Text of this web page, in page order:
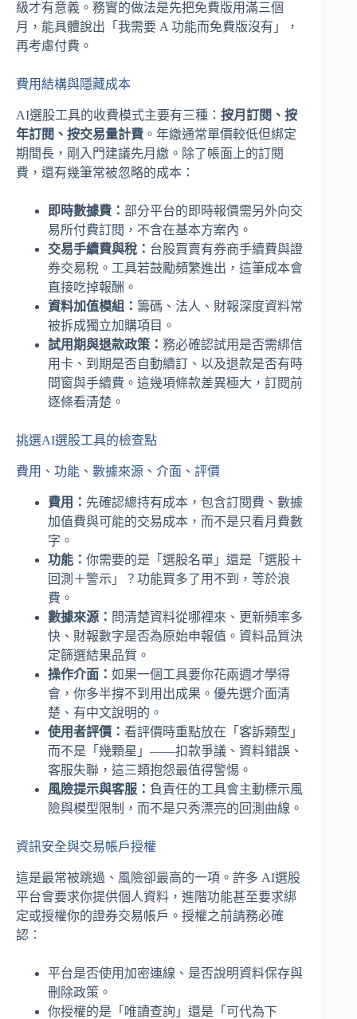
級才有意義。務實的做法是先把免費版用滿三個
月，能具體說出「我需要 A 功能而免費版沒有」，
再考慮付費。
費用結構與隱藏成本
AI選股工具的收費模式主要有三種： 按月訂閱、按
年訂閱、按交易量計費 。年繳通常單價較低但綁定
期間長，剛入門建議先月繳。除了帳面上的訂閱
費，還有幾筆常被忽略的成本：
即時數據費： 部分平台的即時報價需另外向交
易所付費訂閱，不含在基本方案內。
交易手續費與稅： 台股買賣有券商手續費與證
券交易稅。工具若鼓勵頻繁進出，這筆成本會
直接吃掉報酬。
資料加值模組： 籌碼、法人、財報深度資料常
被拆成獨立加購項目。
試用期與退款政策： 務必確認試用是否需綁信
用卡、到期是否自動續訂、以及退款是否有時
間窗與手續費。這幾項條款差異極大，訂閱前
逐條看清楚。
挑選AI選股工具的檢查點
費用、功能、數據來源、介面、評價
費用： 先確認總持有成本，包含訂閱費、數據
加值費與可能的交易成本，而不是只看月費數
字。
功能： 你需要的是「選股名單」還是「選股＋
回測＋警示」？功能買多了用不到，等於浪
費。
數據來源： 問清楚資料從哪裡來、更新頻率多
快、財報數字是否為原始申報值。資料品質決
定篩選結果品質。
操作介面： 如果一個工具要你花兩週才學得
會，你多半撐不到用出成果。優先選介面清
楚、有中文說明的。
使用者評價： 看評價時重點放在「客訴類型」
而不是「幾顆星」——扣款爭議、資料錯誤、
客服失聯，這三類抱怨最值得警惕。
風險提示與客服： 負責任的工具會主動標示風
險與模型限制，而不是只秀漂亮的回測曲線。
資訊安全與交易帳戶授權
這是最常被跳過、風險卻最高的一項。許多 AI選股
平台會要求你提供個人資料，進階功能甚至要求綁
定或授權你的證券交易帳戶。授權之前請務必確
認：
平台是否使用加密連線、是否說明資料保存與
刪除政策。
你授權的是「唯讀查詢」還是「可代為下